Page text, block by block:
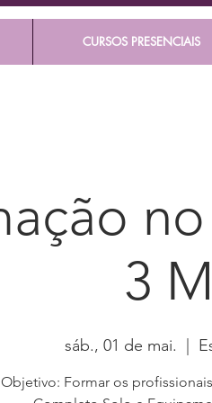
CURSOS PRESENCIAIS
3
sáb., 01 de mai.
Objetivo: Formar os